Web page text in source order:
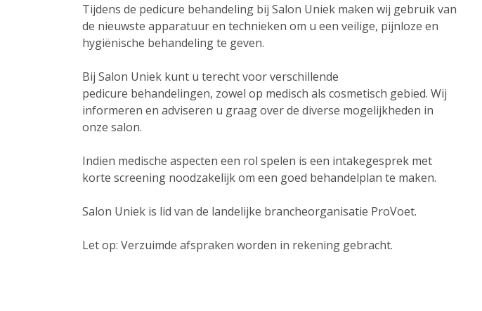
Tijdens de pedicure behandeling bij Salon Uniek maken wij gebruik van
de nieuwste apparatuur en technieken om u een veilige, pijnloze en
hygiënische behandeling te geven.
Bij Salon Uniek kunt u terecht voor verschillende
pedicure behandelingen, zowel op medisch als cosmetisch gebied. Wij
informeren en adviseren u graag over de diverse mogelijkheden in
onze salon.
Indien medische aspecten een rol spelen is een intakegesprek met
korte screening noodzakelijk om een goed behandelplan te maken.
Salon Uniek is lid van de landelijke brancheorganisatie ProVoet.
Let op: Verzuimde afspraken worden in rekening gebracht.